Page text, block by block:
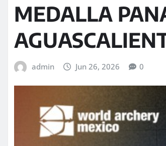
MEDALLA
admin Jun 26, 2026 0